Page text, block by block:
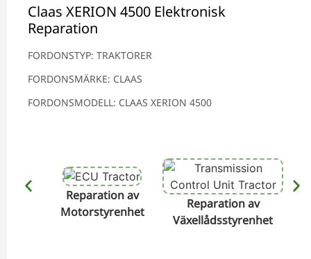
Claas XERION 4500 Elektronisk
Reparation
FORDONSTYP: TRAKTORER
FORDONSMÄRKE: CLAAS
FORDONSMODELL: CLAAS XERION 4500
Reparation av
Motorstyrenhet
Reparation av
Växellådsstyrenhet